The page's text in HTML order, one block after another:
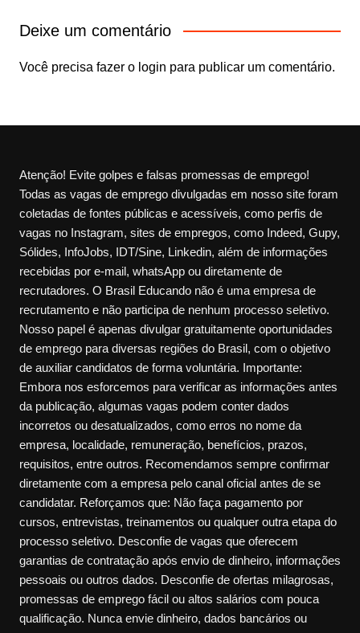
Deixe um comentário
Você precisa fazer o login para publicar um comentário.
Atenção! Evite golpes e falsas promessas de emprego!
Todas as vagas de emprego divulgadas em nosso site foram
coletadas de fontes públicas e acessíveis, como perfis de
vagas no Instagram, sites de empregos, como Indeed, Gupy,
Sólides, InfoJobs, IDT/Sine, Linkedin, além de informações
recebidas por e-mail, whatsApp ou diretamente de
recrutadores. O Brasil Educando não é uma empresa de
recrutamento e não participa de nenhum processo seletivo.
Nosso papel é apenas divulgar gratuitamente oportunidades
de emprego para diversas regiões do Brasil, com o objetivo
de auxiliar candidatos de forma voluntária. Importante:
Embora nos esforcemos para verificar as informações antes
da publicação, algumas vagas podem conter dados
incorretos ou desatualizados, como erros no nome da
empresa, localidade, remuneração, benefícios, prazos,
requisitos, entre outros. Recomendamos sempre confirmar
diretamente com a empresa pelo canal oficial antes de se
candidatar. Reforçamos que: Não faça pagamento por
cursos, entrevistas, treinamentos ou qualquer outra etapa do
processo seletivo. Desconfie de vagas que oferecem
garantias de contratação após envio de dinheiro, informações
pessoais ou outros dados. Desconfie de ofertas milagrosas,
promessas de emprego fácil ou altos salários com pouca
qualificação. Nunca envie dinheiro, dados bancários ou